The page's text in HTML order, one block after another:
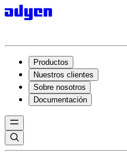
Productos
Nuestros clientes
Sobre nosotros
Documentación